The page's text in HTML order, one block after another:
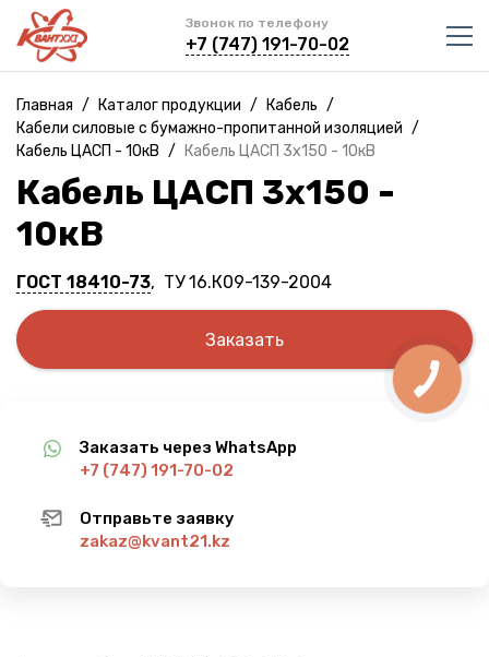
Звонок по телефону
+7 (747) 191-70-02
Главная / Каталог продукции / Кабель /
Кабели силовые с бумажно-пропитанной изоляцией /
Кабель ЦАСП - 10кВ / Кабель ЦАСП 3х150 - 10кВ
Кабель ЦАСП 3х150 -
10кВ
ГОСТ 18410-73, ТУ 16.К09-139-2004
Заказать
Заказать через WhatsApp
+7 (747) 191-70-02
Отправьте заявку
zakaz@kvant21.kz
КНОПКА
СВЯЗИ